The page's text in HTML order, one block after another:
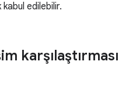
kabul edilebilir.
karşılaştırması